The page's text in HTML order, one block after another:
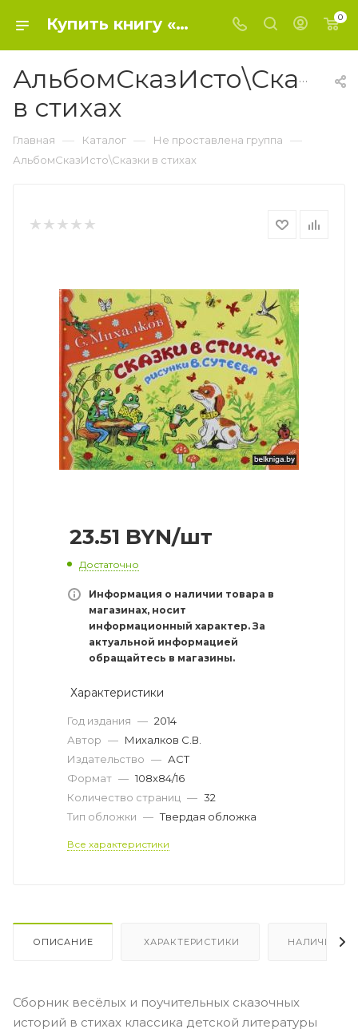
Купить книгу «АльбомСказИсто\Сказки в стихах» 2014, Михалков С.В. - Не проставлена группа 0
АльбомСказИсто\Сказки
в стихах
Главная — Каталог — Не проставлена группа —
АльбомСказИсто\Сказки в стихах
23.51 BYN/шт
Достаточно
Информация о наличии товара в
магазинах, носит
информационный характер. За
актуальной информацией
обращайтесь в магазины.
Характеристики
Год издания — 2014
Автор — Михалков С.В.
Издательство — АСТ
Формат — 108x84/16
Количество страниц — 32
Тип обложки — Твердая обложка
Все характеристики
ОПИСАНИЕ ХАРАКТЕРИСТИКИ НАЛИЧИЕ
Сборник весёлых и поучительных сказочных
историй в стихах классика детской литературы